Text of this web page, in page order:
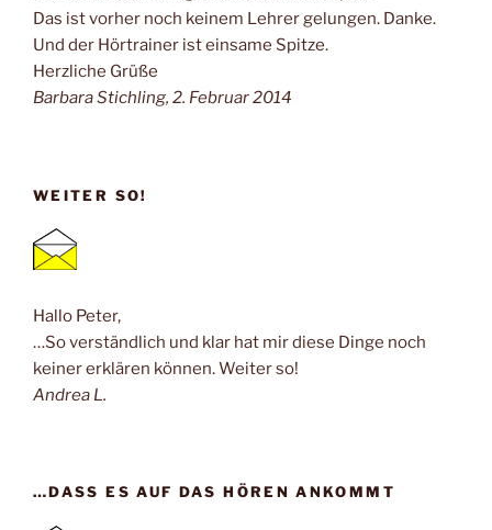
Das ist vorher noch keinem Lehrer gelungen. Danke.
Und der Hörtrainer ist einsame Spitze.
Herzliche Grüße
Barbara Stichling, 2. Februar 2014
WEITER SO!
Hallo Peter,
…So verständlich und klar hat mir diese Dinge noch
keiner erklären können. Weiter so!
Andrea L.
…DASS ES AUF DAS HÖREN ANKOMMT